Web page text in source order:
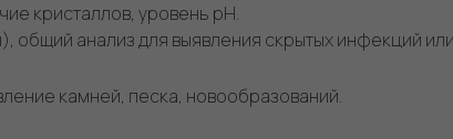
кристаллов, уровень pH.
общий анализ для выявления скрытых инфекций
камней, песка, новообразований.